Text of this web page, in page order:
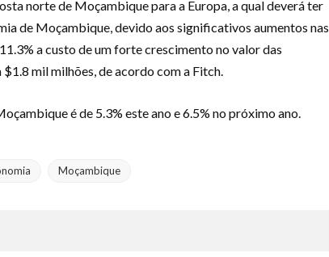
norte de Moçambique para a Europa, a qual deverá ter
de Moçambique, devido aos significativos aumentos nas
a custo de um forte crescimento no valor das
mil milhões, de acordo com a Fitch.
é de 5.3% este ano e 6.5% no próximo ano.
Moçambique